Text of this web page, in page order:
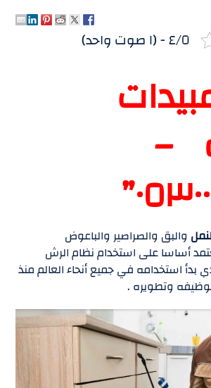
٤/٥ - (١ صوت واحد)
–
والبق والصراصير والباعوض
أساسا على استخدام نظام الرش
بدأ استخدامه في جميع أنحاء العالم منذ